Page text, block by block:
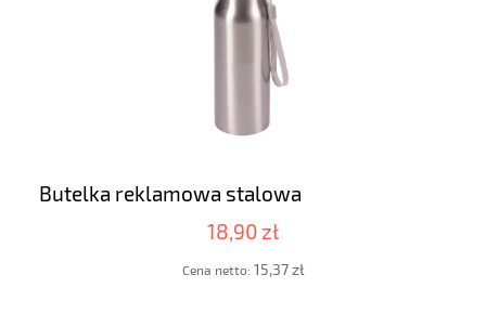
Butelka reklamowa stalowa
18,90 zł
Cena netto: 15,37 zł